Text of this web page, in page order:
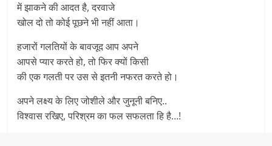
में झाकने की आदत है, दरवाजे
खोल दो तो कोई पूछने भी नहीं आता।
हजारों गलतियों के बावजूद आप अपने
आपसे प्यार करते हो, तो फिर क्यों किसी
की एक गलती पर उस से इतनी नफरत करते हो।
अपने लक्ष्य के लिए जोशीले और जुनूनी बनिए..
विश्वास रखिए, परिश्रम का फल सफलता हि है…!